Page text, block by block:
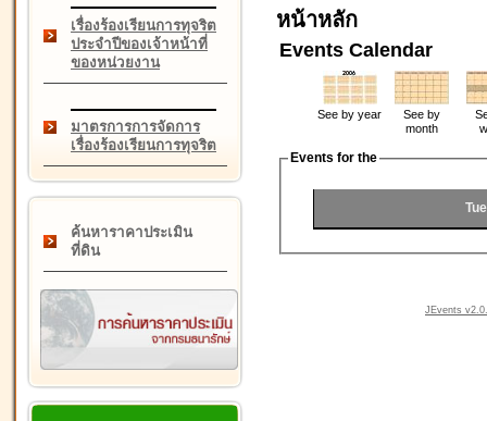
เรื่องร้องเรียนการทุจริต
ประจำปีของเจ้าหน้าที่
ของหน่วยงาน
มาตรการการจัดการ
เรื่องร้องเรียนการทุจริต
ค้นหาราคาประเมิน
ที่ดิน
หน้าหลัก
Events Calendar
See by year
See by
month
Events for the
JEvents